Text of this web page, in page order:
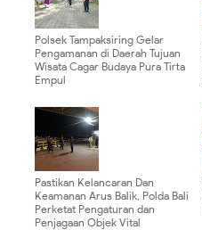
Polsek Tampaksiring Gelar
Pengamanan di Daerah Tujuan
Wisata Cagar Budaya Pura Tirta
Empul
Pastikan Kelancaran Dan
Keamanan Arus Balik, Polda Bali
Perketat Pengaturan dan
Penjagaan Objek Vital